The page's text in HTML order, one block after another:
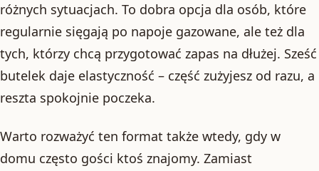
różnych sytuacjach. To dobra opcja dla osób, które
regularnie sięgają po napoje gazowane, ale też dla
tych, którzy chcą przygotować zapas na dłużej. Sześć
butelek daje elastyczność – część zużyjesz od razu, a
reszta spokojnie poczeka.
Warto rozważyć ten format także wtedy, gdy w
domu często gości ktoś znajomy. Zamiast